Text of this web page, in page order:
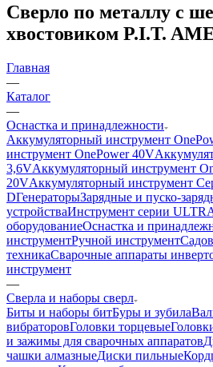
Сверло по металлу с
хвостовиком P.I.T.
Главная
—
Каталог
—
Оснастка и принадлежности
Аккумуляторный инструмент
инструмент OnePower 40V
3,6VАккумуляторный инструмент
20VАккумуляторный инструмент
DГенераторыЗарядные и пуско-
устройстваИнструмент серии
оборудованиеОснастка и
инструментРучной инструмент
техникаСварочные аппараты
инструмент
—
Сверла и наборы сверл
Биты и наборы битБуры и зубила
вибраторовГоловки торцевые
и зажимы для сварочных аппаратов
чашки алмазныеДиски пильные